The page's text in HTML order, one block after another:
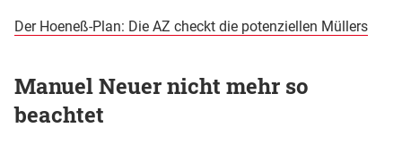
Der Hoeneß-Plan: Die AZ checkt die potenziellen Müllers
Manuel Neuer nicht mehr so
beachtet